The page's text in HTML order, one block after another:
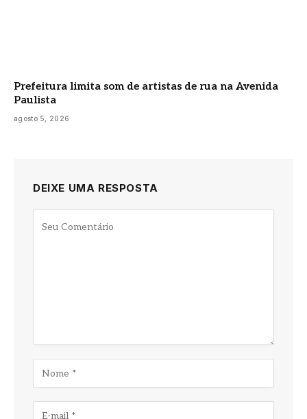
Prefeitura limita som de artistas de rua na Avenida
Paulista
agosto 5, 2026
DEIXE UMA RESPOSTA